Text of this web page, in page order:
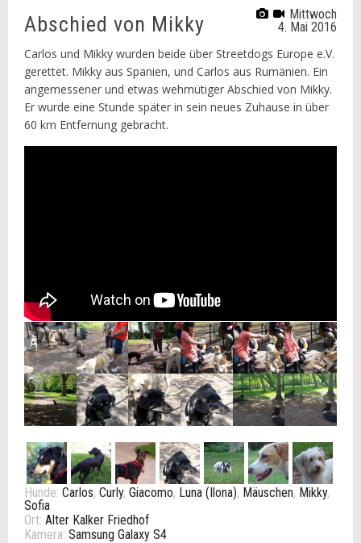
Mittwoch
4. Mai 2016
Abschied von Mikky
Carlos und Mikky wurden beide über Streetdogs Europe e.V.
gerettet. Mikky aus Spanien, und Carlos aus Rumänien. Ein
angemessener und etwas wehmütiger Abschied von Mikky.
Er wurde eine Stunde später in sein neues Zuhause in über
60 km Entfernung gebracht.
Hunde: Carlos, Curly, Giacomo, Luna (Ilona), Mäuschen, Mikky,
Sofia
Ort: Alter Kalker Friedhof
Kamera: Samsung Galaxy S4